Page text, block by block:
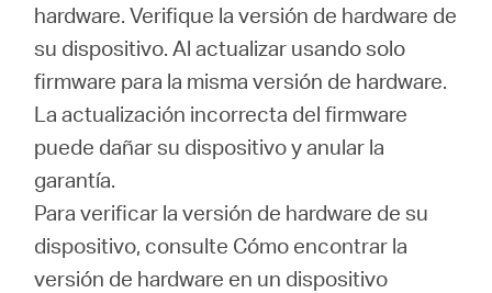
Spanish
hardware.Verifique la versión de hardware de
su dispositivo.Al actualizar usando solo
firmware para la misma versión de hardware.
La actualización incorrecta del firmware
puede dañar su dispositivo y anular la
garantía.
Para verificar la versión de hardware de su
dispositivo, consulte Cómo encontrar la
versión de hardware en un dispositivo